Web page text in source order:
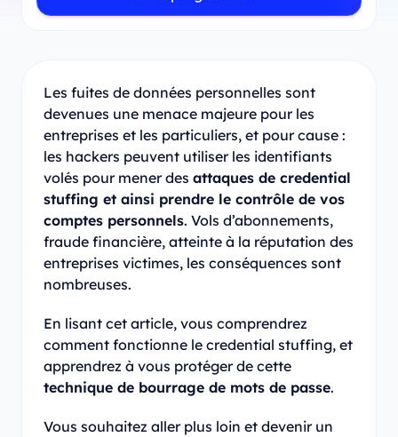
Les fuites de données personnelles sont
devenues une menace majeure pour les
entreprises et les particuliers, et pour cause :
les hackers peuvent utiliser les identifiants
volés pour mener des attaques de credential
stuffing et ainsi prendre le contrôle de vos
comptes personnels. Vols d’abonnements,
fraude financière, atteinte à la réputation des
entreprises victimes, les conséquences sont
nombreuses.
En lisant cet article, vous comprendrez
comment fonctionne le credential stuffing, et
apprendrez à vous protéger de cette
technique de bourrage de mots de passe.
Vous souhaitez aller plus loin et devenir un